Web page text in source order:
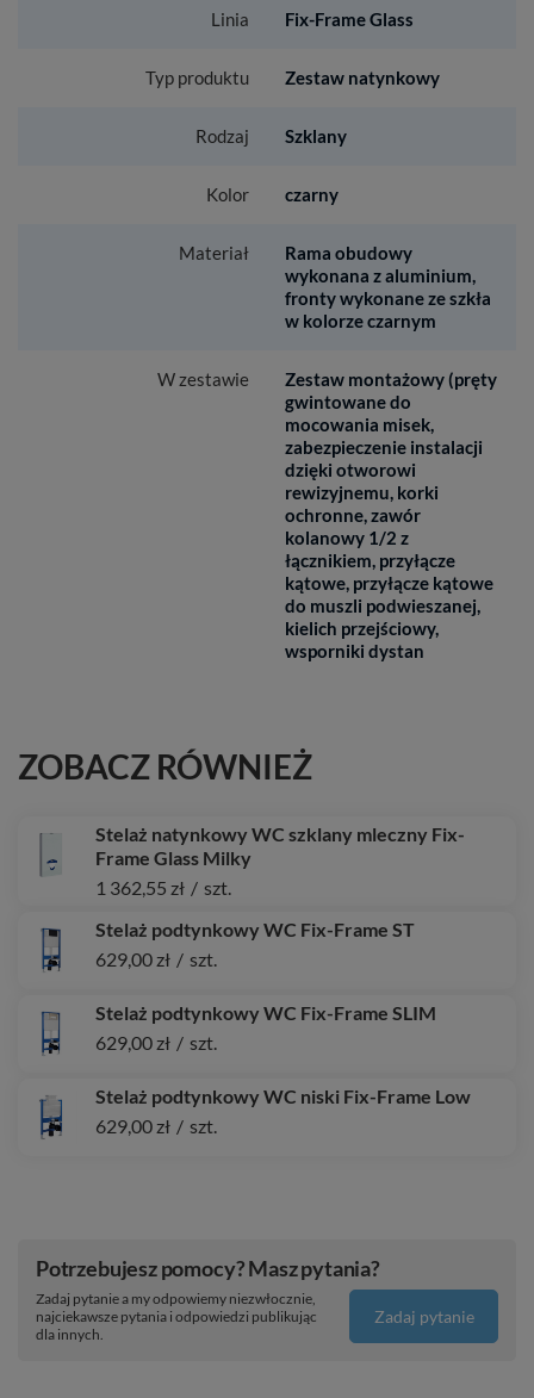
Linia Fix-Frame Glass
Typ produktu Zestaw natynkowy
Rodzaj Szklany
Kolor czarny
Materiał
Rama obudowy
wykonana z aluminium,
fronty wykonane ze szkła
w kolorze czarnym
W zestawie
Zestaw montażowy (pręty
gwintowane do
mocowania misek,
zabezpieczenie instalacji
dzięki otworowi
rewizyjnemu, korki
ochronne, zawór
kolanowy 1/2 z
łącznikiem, przyłącze
kątowe, przyłącze kątowe
do muszli podwieszanej,
kielich przejściowy,
wsporniki dystan
ZOBACZ RÓWNIEŻ
Stelaż natynkowy WC szklany mleczny Fix-
Frame Glass Milky
1 362,55 zł / szt.
Stelaż podtynkowy WC Fix-Frame ST
629,00 zł / szt.
Stelaż podtynkowy WC Fix-Frame SLIM
629,00 zł / szt.
Stelaż podtynkowy WC niski Fix-Frame Low
629,00 zł / szt.
Potrzebujesz pomocy? Masz pytania?
Zadaj pytanie a my odpowiemy niezwłocznie,
najciekawsze pytania i odpowiedzi publikując
dla innych.
Zadaj pytanie